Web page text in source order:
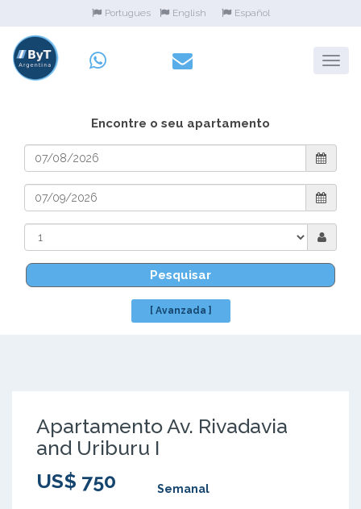
Portugues English Español
Encontre o seu apartamento
Pesquisar
[ Avanzada ]
Apartamento Av. Rivadavia
and Uriburu I
US$ 750
Semanal